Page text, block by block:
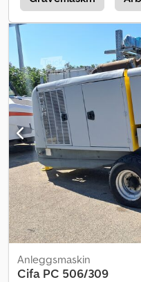
Anleggsmaskin
Cifa PC 506/309